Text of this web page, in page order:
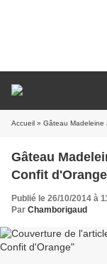
Accueil » Gâteau Madeleine
Gâteau
Confit d'Orange
Publié le 26/10/2014 à
Par Chamborigaud